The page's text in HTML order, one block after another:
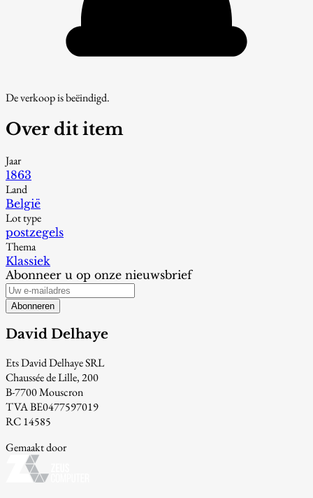
De verkoop is beëindigd.
Over dit item
Jaar
1863
Land
België
Lot type
postzegels
Thema
Klassiek
Abonneer u op onze nieuwsbrief
Abonneren
David Delhaye
Ets David Delhaye SRL
Chaussée de Lille, 200
B-7700 Mouscron
TVA BE0477597019
RC 14585
Gemaakt door